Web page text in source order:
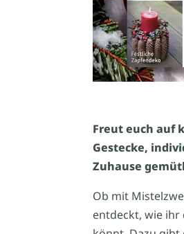
Freut euch auf
Gestecke,
Zuhause
Ob mit
entdeckt, wie ihr